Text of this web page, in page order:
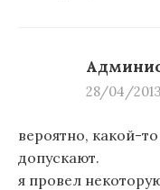
28/04/
вероятно, какой-
допускают.
я провел